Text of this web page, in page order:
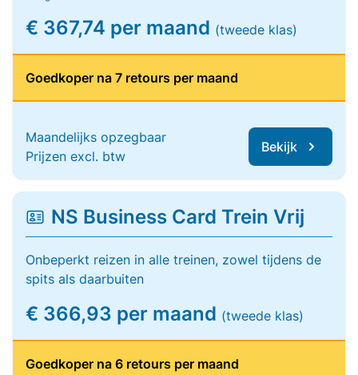
€ 367,74 per maand (tweede klas)
Goedkoper na 7 retours per maand
Maandelijks opzegbaar
Prijzen excl. btw
Bekijk
NS Business Card Trein Vrij
Onbeperkt reizen in alle treinen, zowel tijdens de
spits als daarbuiten
€ 366,93 per maand (tweede klas)
Goedkoper na 6 retours per maand